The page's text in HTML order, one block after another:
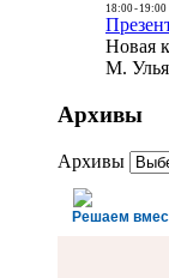
18:00- 19:00
Новая
М.
Архивы
Архивы
Решаем